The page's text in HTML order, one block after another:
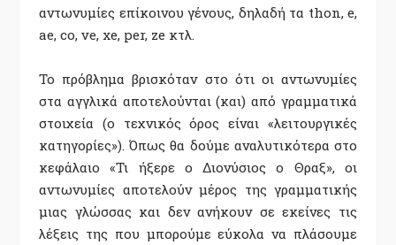
αντωνυμίες επίκοινου γένους, δηλαδή τα thon, e,
ae, co, ve, xe, per, ze κτλ.
Το πρόβλημα βρισκόταν στο ότι οι αντωνυμίες
στα αγγλικά αποτελούνται (και) από γραμματικά
στοιχεία (ο τεχνικός όρος είναι «λειτουργικές
κατηγορίες»). Όπως θα δούμε αναλυτικότερα στο
κεφάλαιο «Τι ήξερε ο Διονύσιος ο Θραξ», οι
αντωνυμίες αποτελούν μέρος της γραμματικής
μιας γλώσσας και δεν ανήκουν σε εκείνες τις
λέξεις της που μπορούμε εύκολα να πλάσουμε